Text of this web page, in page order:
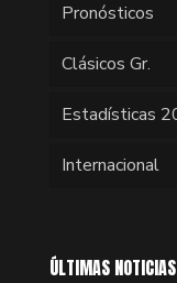
Pronósticos
Clásicos Gr.
Estadísticas
Internacional
ÚLTIMAS NOTICIAS